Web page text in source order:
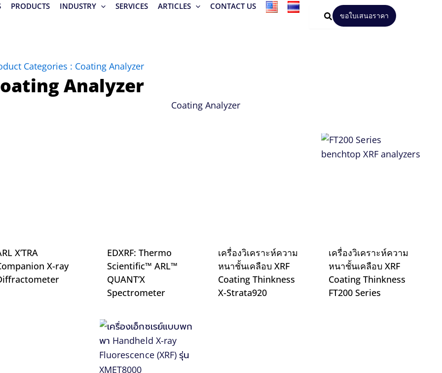
PRODUCTS INDUSTRY SERVICES ARTICLES CONTACT US
ขอใบเสนอราคา
Categories : Coating Analyzer
Analyzer
Coating Analyzer
X’TRA
X-ray
EDXRF: Thermo
Scientific™ ARL™
QUANT’X
Spectrometer
เครื่องวิเคราะห์ความ
หนาชั้นเคลือบ XRF
Coating Thinkness
X-Strata920
เครื่องวิเคราะห์ความ
หนาชั้นเคลือบ XRF
Coating Thinkness
FT200 Series